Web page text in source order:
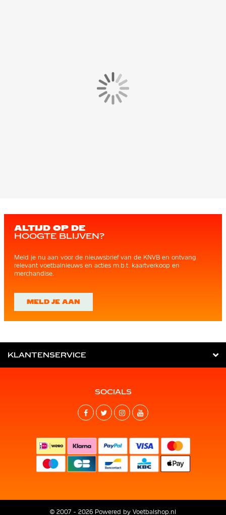
ALTIJD OP DE
HOOGTE BLIJVEN?
Meld je nu aan voor de nieuwsbrief van de KNVB en ontvang
relevant voetbalnieuws en acties m.b.t. kaartverkoop en
merchandise.
MELD JE AAN
KLANTENSERVICE
SOCIALS
© 2007 - 2026 Powered by Voetbalshop.nl